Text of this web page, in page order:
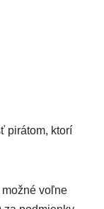
pirátom, ktorí
voľne